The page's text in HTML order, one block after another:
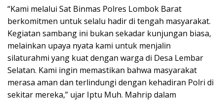
“Kami melalui Sat Binmas Polres Lombok Barat
berkomitmen untuk selalu hadir di tengah masyarakat.
Kegiatan sambang ini bukan sekadar kunjungan biasa,
melainkan upaya nyata kami untuk menjalin
silaturahmi yang kuat dengan warga di Desa Lembar
Selatan. Kami ingin memastikan bahwa masyarakat
merasa aman dan terlindungi dengan kehadiran Polri di
sekitar mereka,” ujar Iptu Muh. Mahrip dalam